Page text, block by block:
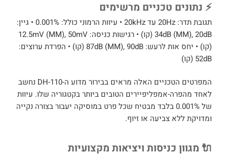
⚡ נתונים טכניים מרשימים
תגובת תדר: 20Hz עד 20kHz • עיוות הרמוני כולל: 0.001% • גיין:
34dB (MM), 20dB (קו) • רגישות כניסה: 12.5mV (MM), 50mV
(קו) • יחס אות לרעש: 87dB (MM), 90dB (קו) • הפרדת ערוצים:
52dB (קו)
המפרטים הטכניים האלה מראים בבירור מדוע ה-DH-110 נחשב
לאחד מהפרה-אמפליפיירים הטובים ביותר בקטגוריה שלו. עיוות
של 0.001% בלבד מבטיח שכל פרט במוסיקה יעבור בצורה נקייה
ומדויקת ללא צביעה או זיוף.
🔌 מגוון כניסות ויציאות מקצועיות